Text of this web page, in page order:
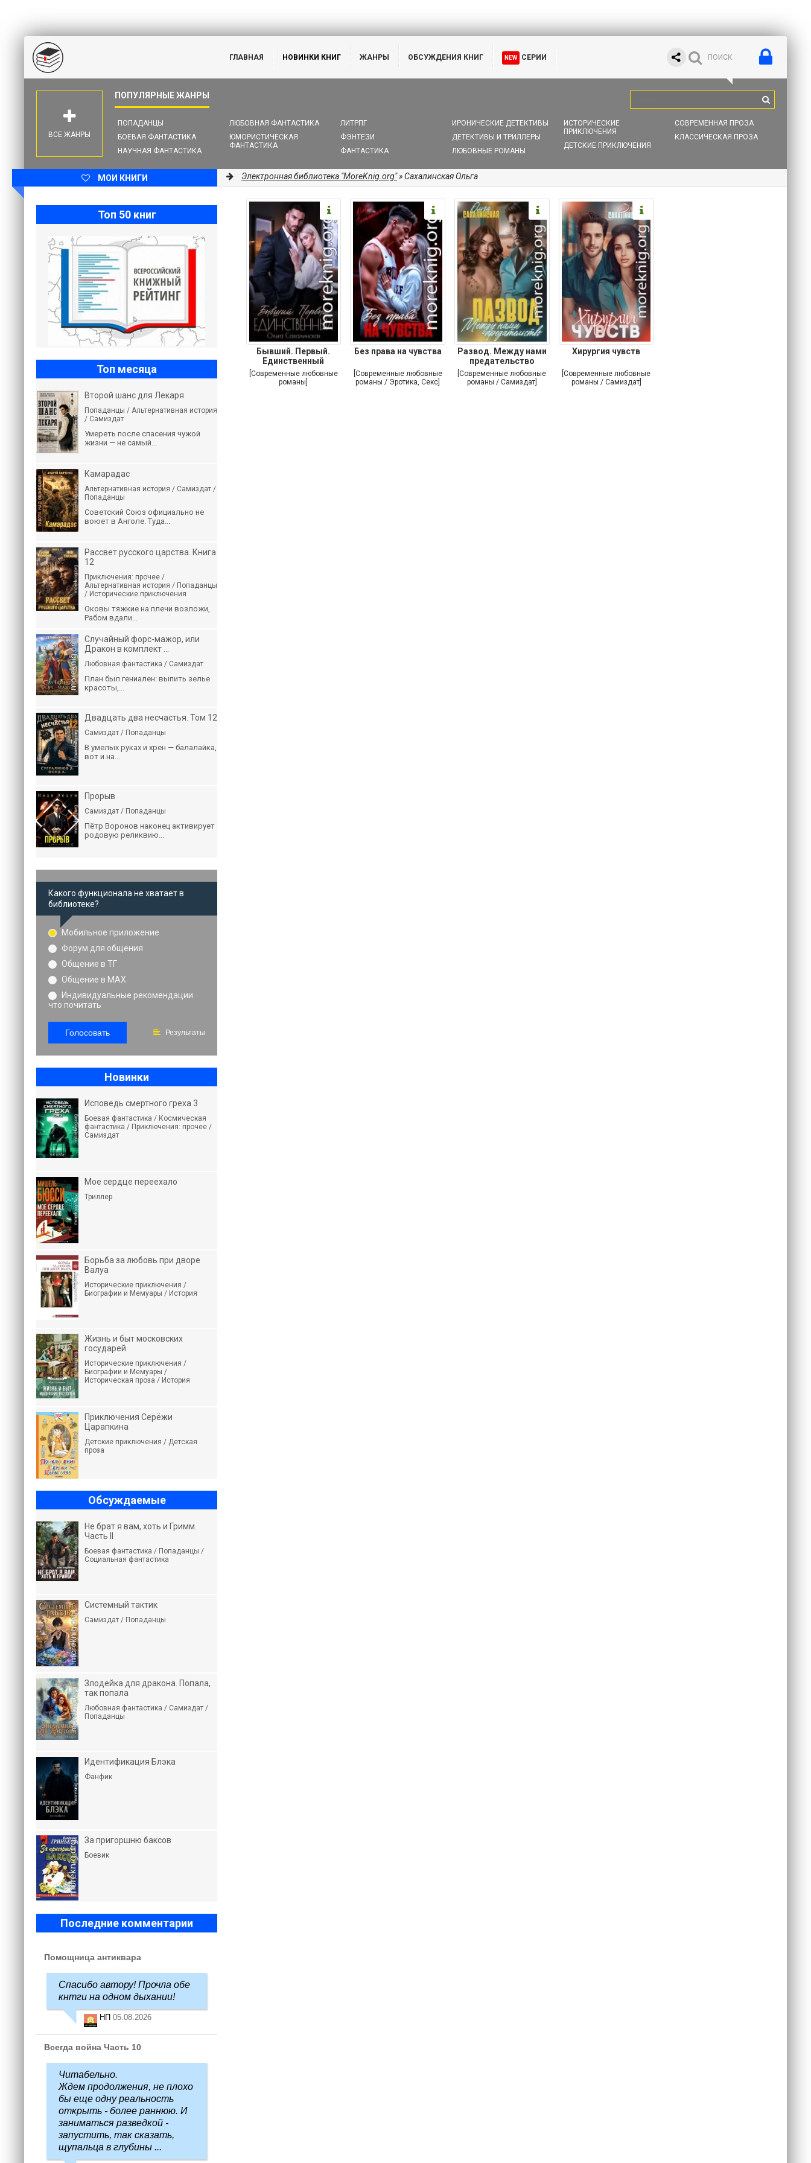
ГЛАВНАЯ НОВИНКИ КНИГ ЖАНРЫ ОБСУЖДЕНИЯ КНИГ NEW СЕРИИ
ПОПАДАНЦЫ
БОЕВАЯ ФАНТАСТИКА
НАУЧНАЯ ФАНТАСТИКА
ЛЮБОВНАЯ ФАНТАСТИКА
ЮМОРИСТИЧЕСКАЯ
ФАНТАСТИКА
ЛИТРПГ
ФЭНТЕЗИ
ФАНТАСТИКА
ИРОНИЧЕСКИЕ ДЕТЕКТИВЫ
ДЕТЕКТИВЫ И ТРИЛЛЕРЫ
ЛЮБОВНЫЕ РОМАНЫ
ИСТОРИЧЕСКИЕ
ПРИКЛЮЧЕНИЯ
ДЕТСКИЕ ПРИКЛЮЧЕНИЯ
СОВРЕМЕННАЯ ПРОЗА
КЛАССИЧЕСКАЯ ПРОЗА
ВСЕ ЖАНРЫ
МОИ КНИГИ Электронная библиотека "MoreKnig.org"» Сахалинская Ольга
Бывший. Первый.
Единственный
[Современные любовные
романы]
Без права на чувства
[Современные любовные
романы / Эротика, Секс]
Развод. Между нами
предательство
[Современные любовные
романы / Самиздат]
Хирургия чувств
[Современные любовные
романы / Самиздат]
Топ 50 книг
Топ месяца
Второй шанс для Лекаря
Попаданцы / Альтернативная история
/ Самиздат
Умереть после спасения чужой
жизни — не самый...
Камарадас
Альтернативная история / Самиздат /
Попаданцы
Советский Союз официально не
воюет в Анголе. Туда...
Рассвет русского царства. Книга
12
Приключения: прочее /
Альтернативная история / Попаданцы
/ Исторические приключения
Оковы тяжкие на плечи возложи,
Рабом вдали...
Случайный форс-мажор, или
Дракон в комплект ...
Любовная фантастика / Самиздат
План был гениален: выпить зелье
красоты,...
Двадцать два несчастья. Том 12
Самиздат / Попаданцы
В умелых руках и хрен — балалайка,
вот и на...
Прорыв
Самиздат / Попаданцы
Пётр Воронов наконец активирует
родовую реликвию...
Какого функционала не хватает в
библиотеке?
Мобильное приложение
Форум для общения
Общение в ТГ
Общение в MAX
Индивидуальные рекомендации
что почитать
Голосовать Результаты
Новинки
Исповедь смертного греха 3
Боевая фантастика / Космическая
фантастика / Приключения: прочее /
Самиздат
Мое сердце переехало
Триллер
Борьба за любовь при дворе
Валуа
Исторические приключения /
Биографии и Мемуары / История
Жизнь и быт московских
государей
Исторические приключения /
Биографии и Мемуары /
Историческая проза / История
Приключения Серёжи
Царапкина
Детские приключения / Детская
проза
Обсуждаемые
Не брат я вам, хоть и Гримм.
Часть II
Боевая фантастика / Попаданцы /
Социальная фантастика
Системный тактик
Самиздат / Попаданцы
Злодейка для дракона. Попала,
так попала
Любовная фантастика / Самиздат /
Попаданцы
Идентификация Блэка
Фанфик
За пригоршню баксов
Боевик
Последние комментарии
Помощница антиквара
Спасибо автору! Прочла обе
кнтги на одном дыхании!
НП 05.08.2026
Всегда война Часть 10
Читабельно.
Ждем продолжения, не плохо
бы еще одну реальность
открыть - более раннюю. И
заниматься разведкой -
запустить, так сказать,
щупальца в глубины ...